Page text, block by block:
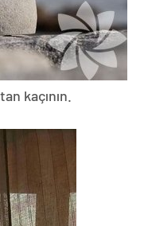
kaçının.